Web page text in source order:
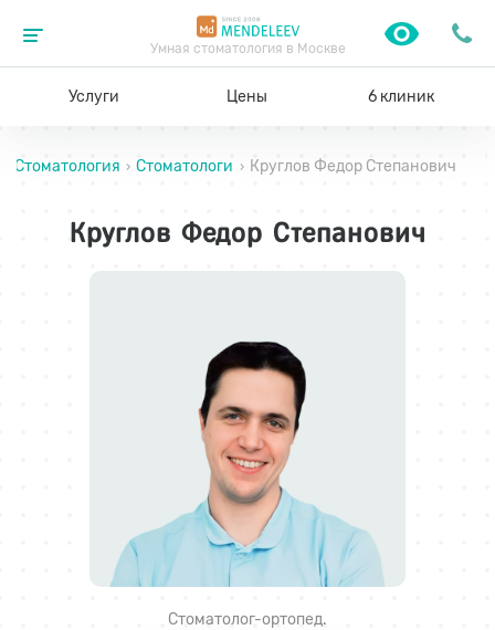
Умная стоматология в Москве
Услуги Цены 6 клиник
Стоматология › Стоматологи › Круглов Федор Степанович
Круглов Федор Степанович
Стоматолог-ортопед.